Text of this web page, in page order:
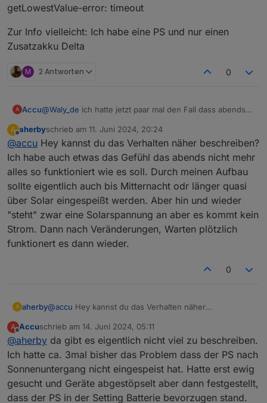
getLowestValue-error: timeout
Zur Info vielleicht: Ich habe eine PS und nur einen
Zusatzakku Delta
M 2 Antworten 0
A Accu@Waly_de ich hatte jetzt paar mal den Fall dass abends
dass auf "Stromspeicher Priorisieren" gestellt war. Ich
hatte dann per Hand auf "Stromversorgung priorisieren"
umgestellt und sofort ging's wieder.
Das Problem scheint aber sporadisch aufzutreten. Bzw.
konnte ich noch kein Muster dafür erkennen. Hast Du
einen Rat?
A aherbyschrieb am 11. Juni 2024, 20:24
zuletzt editiert von
@accu Hey kannst du das Verhalten näher beschreiben?
Ich habe auch etwas das Gefühl das abends nicht mehr
alles so funktioniert wie es soll. Durch meinen Aufbau
sollte eigentlich auch bis Mitternacht odr länger quasi
über Solar eingespeißt werden. Aber hin und wieder
"steht" zwar eine Solarspannung an aber es kommt kein
Strom. Dann nach Veränderungen, Warten plötzlich
funktionert es dann wieder.
0
A aherby@accu Hey kannst du das Verhalten näher
abends nicht mehr alles so funktioniert wie es soll.
Durch meinen Aufbau sollte eigentlich auch bis
Mitternacht odr länger quasi über Solar eingespeißt
werden. Aber hin und wieder "steht" zwar eine
Solarspannung an aber es kommt kein Strom. Dann
nach Veränderungen, Warten plötzlich funktionert es
dann wieder.
A
Offline
Accuschrieb am 14. Juni 2024, 05:11
zuletzt editiert von
@aherby da gibt es eigentlich nicht viel zu beschreiben.
Ich hatte ca. 3mal bisher das Problem dass der PS nach
Sonnenuntergang nicht eingespeist hat. Hatte erst ewig
gesucht und Geräte abgestöpselt aber dann festgestellt,
dass der PS in der Setting Batterie bevorzugen stand.